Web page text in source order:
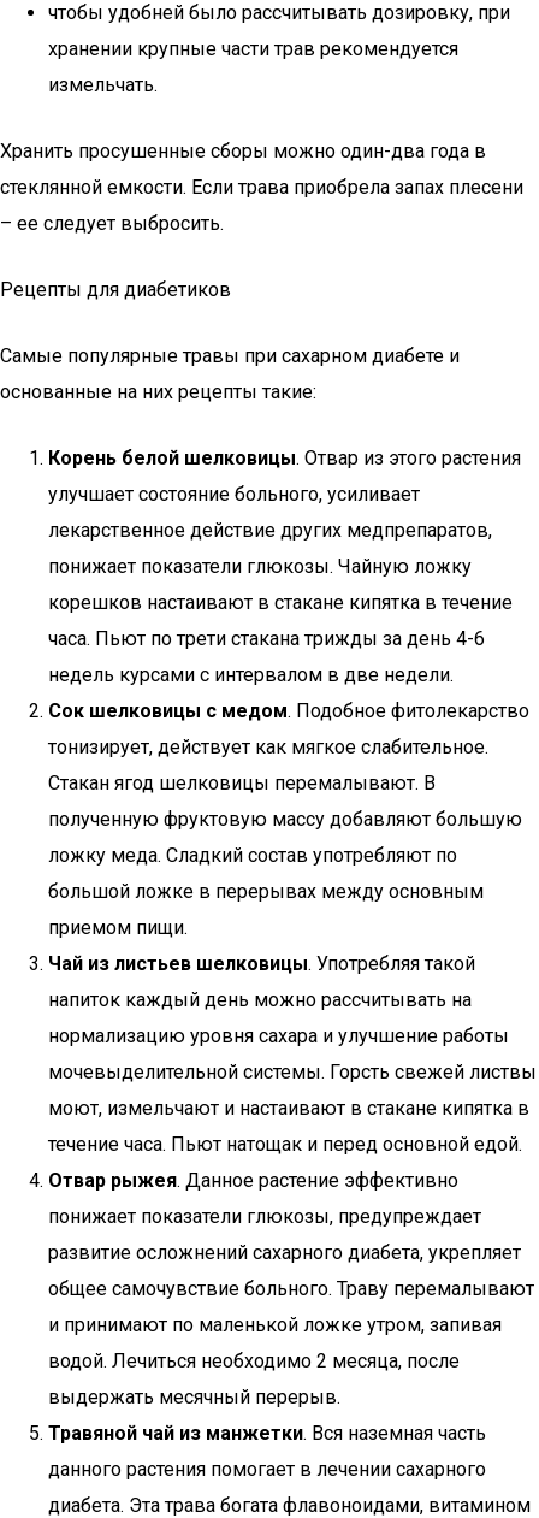
чтобы удобней было рассчитывать дозировку, при
хранении крупные части трав рекомендуется
измельчать.
Хранить просушенные сборы можно один-два года в
стеклянной емкости. Если трава приобрела запах плесени
– ее следует выбросить.
Рецепты для диабетиков
Самые популярные травы при сахарном диабете и
основанные на них рецепты такие:
Корень белой шелковицы. Отвар из этого растения
улучшает состояние больного, усиливает
лекарственное действие других медпрепаратов,
понижает показатели глюкозы. Чайную ложку
корешков настаивают в стакане кипятка в течение
часа. Пьют по трети стакана трижды за день 4-6
недель курсами с интервалом в две недели.
Сок шелковицы с медом. Подобное фитолекарство
тонизирует, действует как мягкое слабительное.
Стакан ягод шелковицы перемалывают. В
полученную фруктовую массу добавляют большую
ложку меда. Сладкий состав употребляют по
большой ложке в перерывах между основным
приемом пищи.
Чай из листьев шелковицы. Употребляя такой
напиток каждый день можно рассчитывать на
нормализацию уровня сахара и улучшение работы
мочевыделительной системы. Горсть свежей листвы
моют, измельчают и настаивают в стакане кипятка в
течение часа. Пьют натощак и перед основной едой.
Отвар рыжея. Данное растение эффективно
понижает показатели глюкозы, предупреждает
развитие осложнений сахарного диабета, укрепляет
общее самочувствие больного. Траву перемалывают
и принимают по маленькой ложке утром, запивая
водой. Лечиться необходимо 2 месяца, после
выдержать месячный перерыв.
Травяной чай из манжетки. Вся наземная часть
данного растения помогает в лечении сахарного
диабета. Эта трава богата флавоноидами, витамином